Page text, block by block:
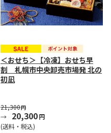
＜おせち＞【冷凍】おせち早
割 札幌市中央卸売市場発 北の
初凪
21,300円
20,300円
(送料・税込)